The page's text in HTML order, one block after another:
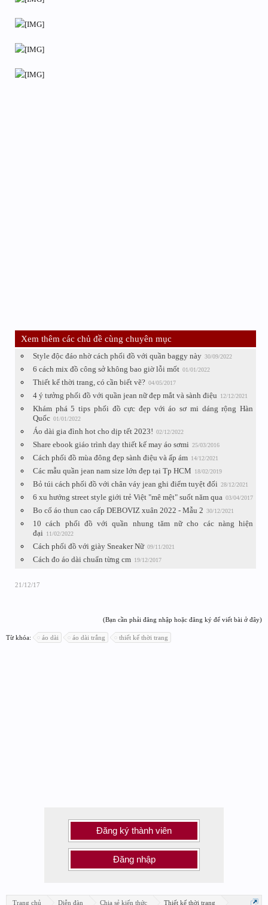
Xem thêm các chủ đề cùng chuyên mục
Style độc đáo nhờ cách phối đồ với quần baggy này 30/09/2022
6 cách mix đồ công sở không bao giờ lỗi mốt 01/01/2022
Thiết kế thời trang, có cần biết vẽ? 04/05/2017
4 ý tưởng phối đồ với quần jean nữ đẹp mắt và sành điệu 12/12/2021
Khám phá 5 tips phối đồ cực đẹp với áo sơ mi dáng rộng Hàn
Quốc 01/01/2022
Áo dài gia đình hot cho dịp tết 2023! 02/12/2022
Share ebook giáo trình dạy thiết kế may áo sơmi 25/03/2016
Cách phối đồ mùa đông đẹp sành điệu và ấp ám 14/12/2021
Các mẫu quần jean nam size lớn đẹp tại Tp HCM 18/02/2019
Bỏ túi cách phối đồ với chân váy jean ghi điểm tuyệt đối 28/12/2021
6 xu hướng street style giới trẻ Việt "mê mệt" suốt năm qua 03/04/2017
Bo cổ áo thun cao cấp DEBOVIZ xuân 2022 - Mẫu 2 30/12/2021
10 cách phối đồ với quần nhung tăm nữ cho các nàng hiện
đại
11/02/2022
Cách phối đồ với giày Sneaker Nữ 09/11/2021
Cách đo áo dài chuẩn từng cm 19/12/2017
21/12/17
(Bạn cần phải đăng nhập hoặc đăng ký để viết bài ở đây)
Từ khóa: áo dài áo dài trắng thiết kế thời trang
Đăng ký thành viên
Đăng nhập
Trang chủ Diễn đàn Chia sẻ kiến thức Thiết kế thời trang